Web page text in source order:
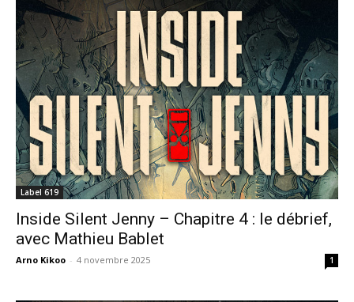
Label 619
Inside Silent Jenny – Chapitre 4 : le débrief,
avec Mathieu Bablet
Arno Kikoo - 4 novembre 2025 1